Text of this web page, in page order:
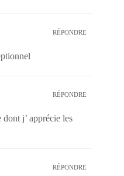
RÉPONDRE
RÉPONDRE
dont j’ apprécie les
RÉPONDRE